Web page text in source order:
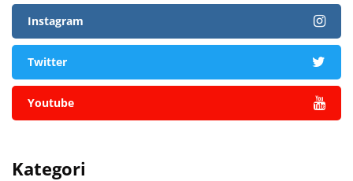
Instagram
Twitter
Youtube
Kategori